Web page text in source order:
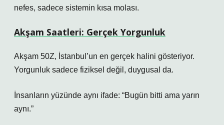
nefes, sadece sistemin kısa molası.
Akşam Saatleri: Gerçek Yorgunluk
Akşam 50Z, İstanbul’un en gerçek halini gösteriyor.
Yorgunluk sadece fiziksel değil, duygusal da.
İnsanların yüzünde aynı ifade: “Bugün bitti ama yarın
aynı.”